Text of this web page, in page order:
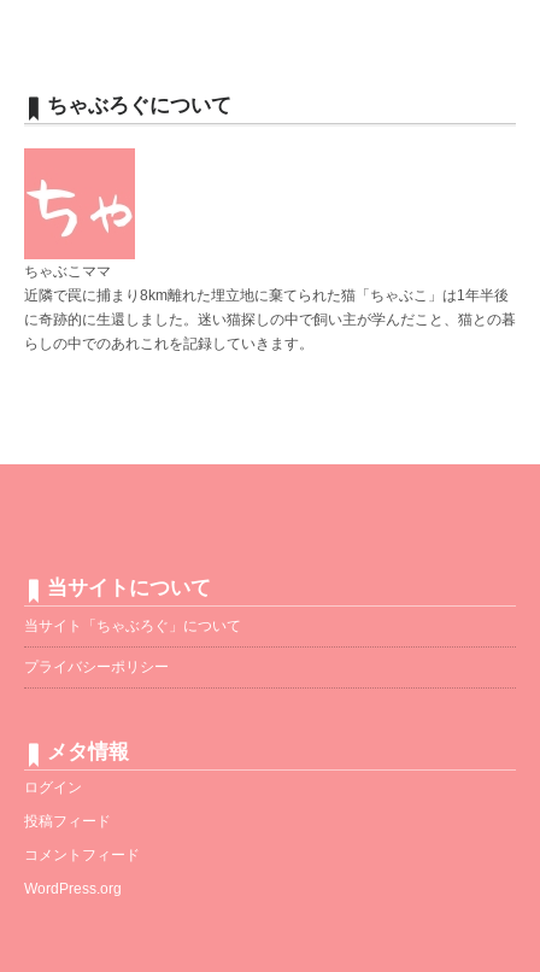
ちゃぶろぐについて
ちゃぶこママ
近隣で罠に捕まり8km離れた埋立地に棄てられた猫「ちゃぶこ」は1年半後
に奇跡的に生還しました。迷い猫探しの中で飼い主が学んだこと、猫との暮
らしの中でのあれこれを記録していきます。
当サイトについて
当サイト「ちゃぶろぐ」について
プライバシーポリシー
メタ情報
ログイン
投稿フィード
コメントフィード
WordPress.org